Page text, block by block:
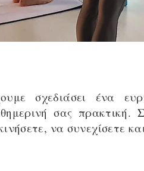
σχεδιάσει ένα
σας πρακτική.
να συνεχίσετε